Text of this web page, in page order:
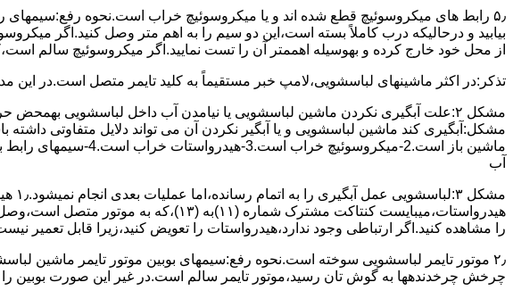
۵٫ رابط های ﻣﯿﮑﺮوﺳﻮﺋﯿﭻ ﻗﻄﻊ شده اند و ﯾﺎ ﻣﯿﮑﺮوﺳﻮﺋﯿﭻ ﺧﺮاب اﺳﺖ.نحوه
ﺑﯿﺎﺑﯿﺪ و درحالیکه درب کاملاً ﺑﺴﺘﻪ اﺳﺖ،اﯾﻦ دو ﺳﯿﻢ را ﺑﻪ اﻫﻢ ﻣﺘﺮ وصل کنید.اﮔﺮ
از ﻣﺤﻞ خود ﺧﺎرج کرده و بهوسیله اهممتر آن را ﺗﺴﺖ ﻧﻤﺎﯾﯿﺪ.اﮔﺮ ﻣﯿﮑﺮوﺳﻮﺋﯿﭻ ﺳﺎﻟﻢ
ﺗﺬﮐﺮ:در اﮐﺜﺮ ماشینهای لباسشویی،ﻻﻣﭗ ﺧﺒﺮ مستقیماً ﺑﻪ ﮐﻠﯿﺪ ﺗﺎﯾﻤﺮ ﻣﺘﺼﻞ اﺳﺖ.در اﯾﻦ
مشکل ۲:علت آبگیری نکردن ماشین لباسشویی یا نیامدن آب داخل لباسشویی
آب
ﻫﯿﺪرواﺳﺘﺎت،میبایست ﮐﻨﺘﺎﮐﺖ ﻣﺸﺘﺮک
را ﻣﺸﺎﻫﺪه کنید.اﮔﺮ ارﺗﺒﺎطی وجود ندارد،ﻫﯿﺪرواﺳﺘﺎت را ﺗﻌﻮﯾﺾ ﮐﻨﯿﺪ،زﯾﺮا قابل ﺗﻌﻤﯿﺮ
ﭼﺮﺧﺶ چرخدندهها به گوش تان رﺳﯿﺪ،ﻣﻮﺗﻮر ﺗﺎﯾﻤﺮ ﺳﺎﻟﻢ اﺳﺖ.در ﻏﯿﺮ اﯾﻦ ﺻﻮرت ﺑﻮﺑﯿﻦ را